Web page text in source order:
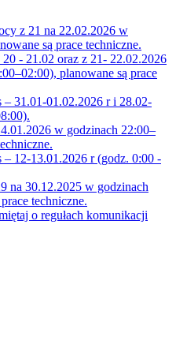
z 21 na 22.02.2026 w
są prace techniczne.
- 21.02 oraz z 21- 22.02.2026
planowane są prace
– 31.01-01.02.2026 r i 28.02-
w godzinach 22:00–
– 12-13.01.2026 r (godz. 0:00 -
na 30.12.2025 w godzinach
techniczne.
o regułach komunikacji